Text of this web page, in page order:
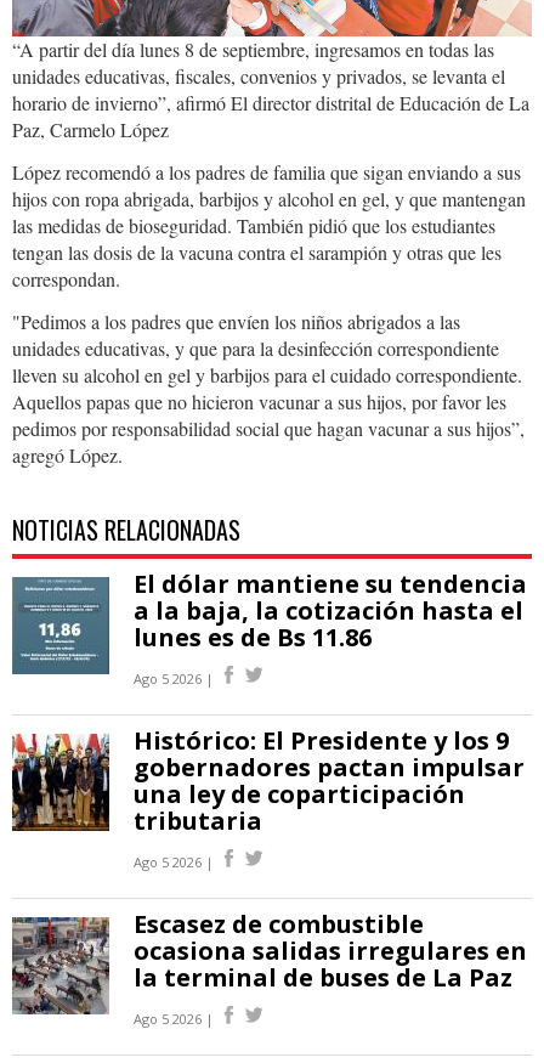
“A partir del día lunes 8 de septiembre, ingresamos en todas las
unidades educativas, fiscales, convenios y privados, se levanta el
horario de invierno”, afirmó El director distrital de Educación de La
Paz, Carmelo López
López recomendó a los padres de familia que sigan enviando a sus
hijos con ropa abrigada, barbijos y alcohol en gel, y que mantengan
las medidas de bioseguridad. También pidió que los estudiantes
tengan las dosis de la vacuna contra el sarampión y otras que les
correspondan.
"Pedimos a los padres que envíen los niños abrigados a las
unidades educativas, y que para la desinfección correspondiente
lleven su alcohol en gel y barbijos para el cuidado correspondiente.
Aquellos papas que no hicieron vacunar a sus hijos, por favor les
pedimos por responsabilidad social que hagan vacunar a sus hijos”,
agregó López.
NOTICIAS RELACIONADAS
El dólar mantiene su tendencia
a la baja, la cotización hasta el
lunes es de Bs 11.86
Ago 5 2026 |
Histórico: El Presidente y los 9
gobernadores pactan impulsar
una ley de coparticipación
tributaria
Ago 5 2026 |
Escasez de combustible
ocasiona salidas irregulares en
la terminal de buses de La Paz
Ago 5 2026 |